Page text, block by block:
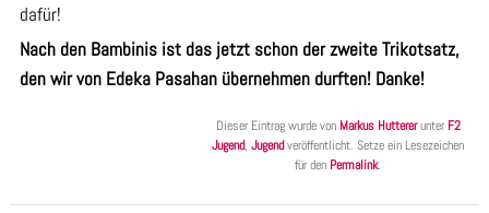
dafür!
Nach den Bambinis ist das jetzt schon der zweite Trikotsatz,
den wir von Edeka Pasahan übernehmen durften! Danke!
Dieser Eintrag wurde von Markus Huttererunter F2
Jugend,Jugendveröffentlicht. Setze ein Lesezeichen
für den Permalink.